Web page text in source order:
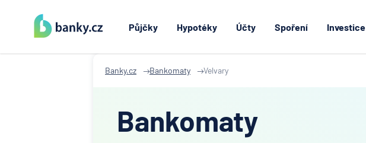
Půjčky Hypotéky Účty Spoření Investice
Banky.cz Bankomaty Velvary
Bankomaty